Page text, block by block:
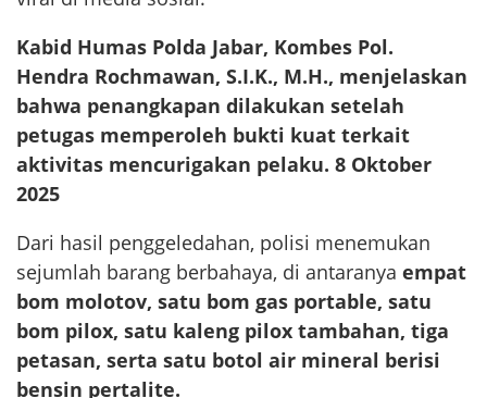
Kabid Humas Polda Jabar, Kombes Pol.
Hendra Rochmawan, S.I.K., M.H., menjelaskan
bahwa penangkapan dilakukan setelah
petugas memperoleh bukti kuat terkait
aktivitas mencurigakan pelaku. 8 Oktober
2025
Dari hasil penggeledahan, polisi menemukan
sejumlah barang berbahaya, di antaranya empat
bom molotov, satu bom gas portable, satu
bom pilox, satu kaleng pilox tambahan, tiga
petasan, serta satu botol air mineral berisi
bensin pertalite.